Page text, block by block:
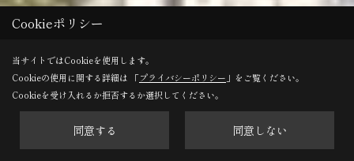
Cookieポリシー
当サイトではCookieを使用します。
Cookieの使用に関する詳細は 「プライバシーポリシー 」をご覧ください。
Cookieを受け入れるか拒否するか選択してください。
同意する 同意しない